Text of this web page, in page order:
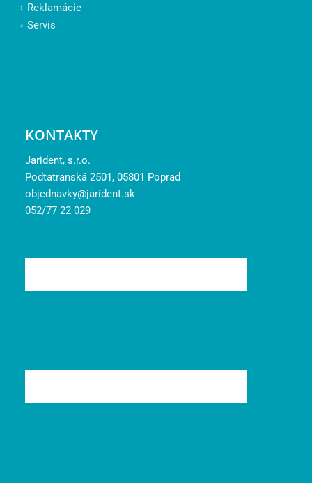
Reklamácie
Servis
KONTAKTY
Jarident, s.r.o.
Podtatranská 2501, 05801 Poprad
objednavky@jarident.sk
052/77 22 029